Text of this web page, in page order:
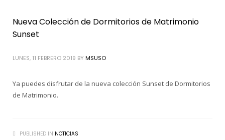
Nueva Colección de Dormitorios de Matrimonio
Sunset
LUNES, 11 FEBRERO 2019 BY MSUSO
Ya puedes disfrutar de la nueva colección Sunset de Dormitorios
de Matrimonio.
PUBLISHED IN NOTICIAS